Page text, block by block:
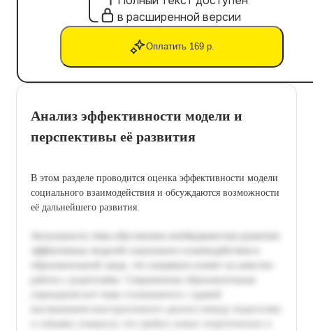
в расширенной версии
Оплатить 169 р.
Анализ эффективности модели и
перспективы её развития
В этом разделе проводится оценка эффективности модели
социального взаимодействия и обсуждаются возможности
её дальнейшего развития.